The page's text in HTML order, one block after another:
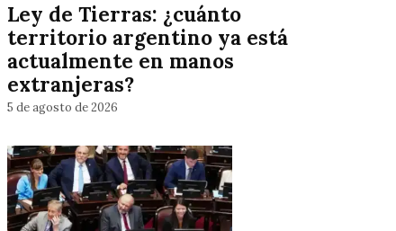
Ley de Tierras: ¿cuánto
territorio argentino ya está
actualmente en manos
extranjeras?
5 de agosto de 2026